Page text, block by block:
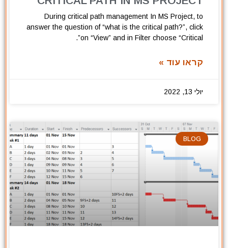
During critical path management In MS Project, to
answer the question of “what is the critical path?”, click
on “View” and in Filter choose “Critical”.
קראו עוד »
יולי 13, 2022
BLOG